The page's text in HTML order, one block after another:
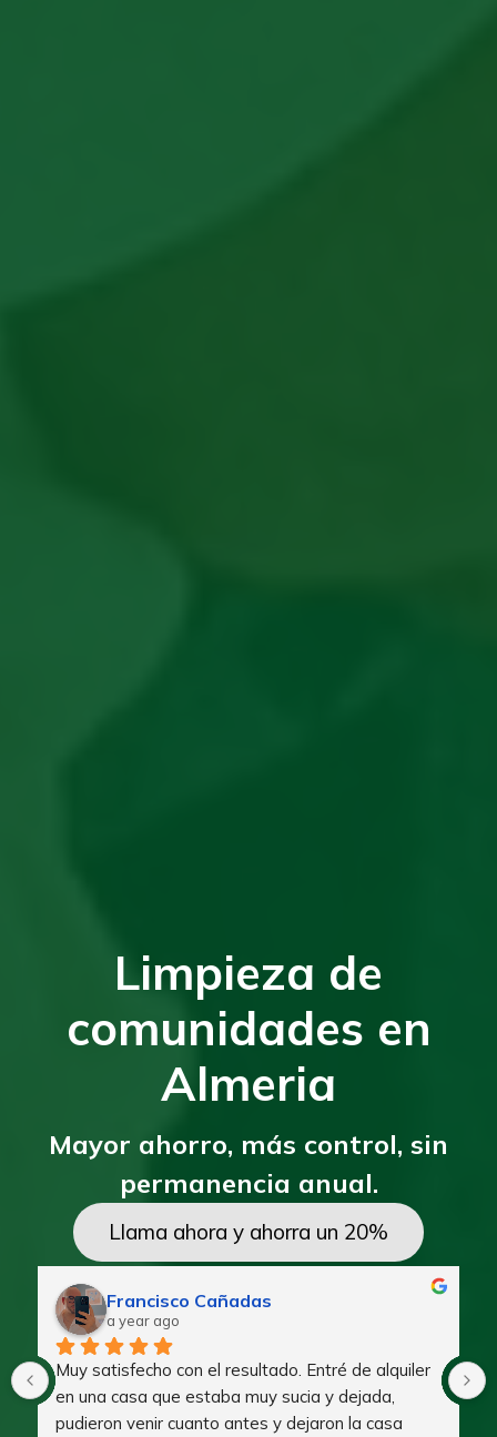
Limpieza de
comunidades en
Almeria
Mayor ahorro, más control, sin
permanencia anual.
Llama ahora y ahorra un 20%
MIYA Autos
a year ago
Empresa recomendable 100%, esta empresa me
lleva el servicio de limpieza de apartamentos
vacacionales y puedo asegurar que trabajan muy